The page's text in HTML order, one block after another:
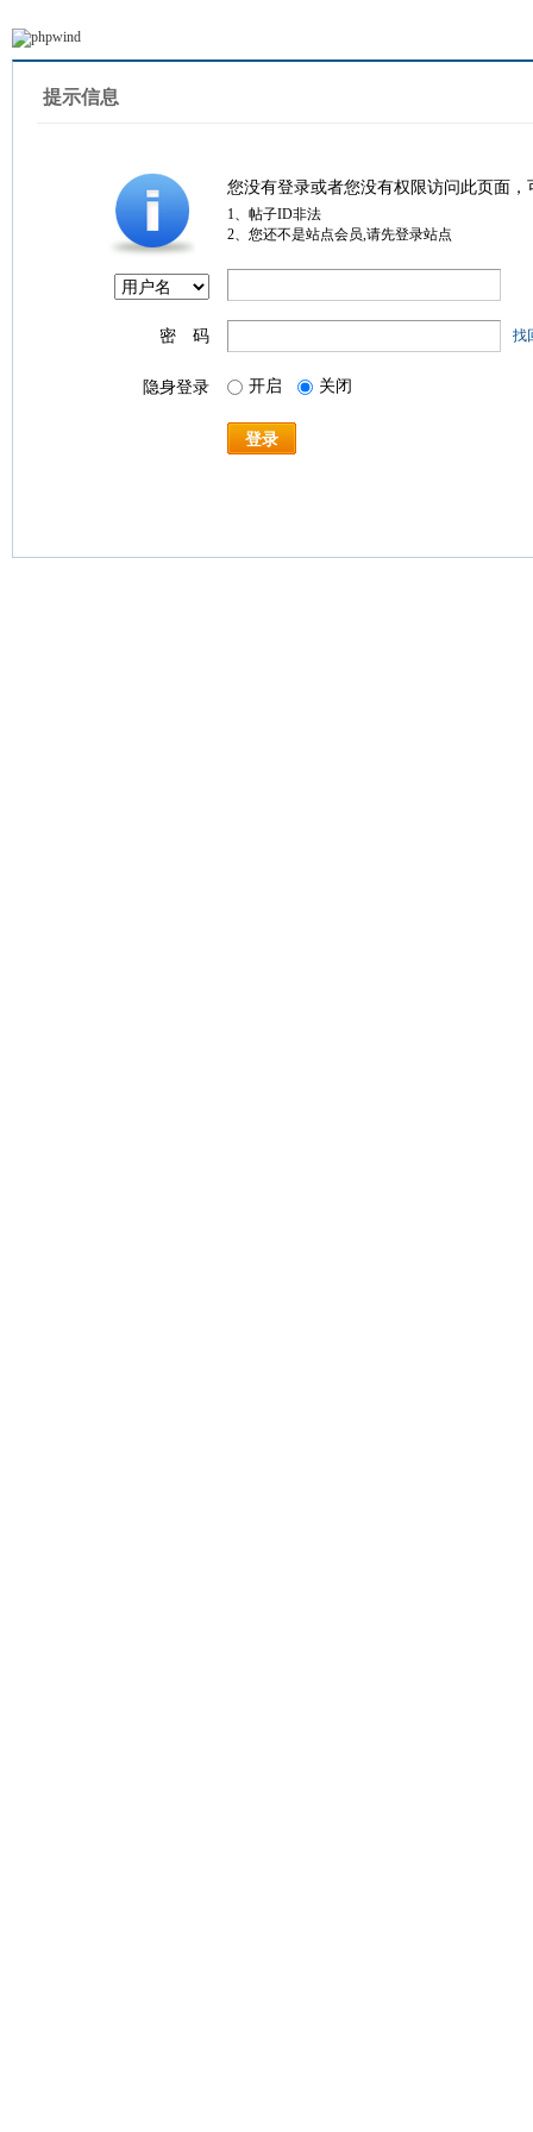
提示信息
您没有登录或者您没有权限访问此页面
1、帖子ID非法
2、您还不是站点会员,请先登录站点
密 码 找
隐身登录 开启 关闭
登录